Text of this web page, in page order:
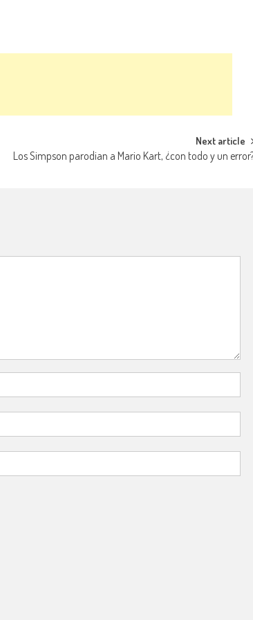
Next article
Los Simpson parodian a Mario Kart, ¿con todo y un